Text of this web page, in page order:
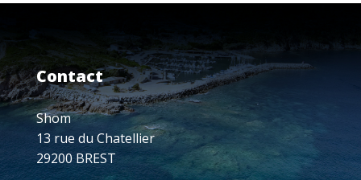
Contact
Shom
13 rue du Chatellier
29200 BREST